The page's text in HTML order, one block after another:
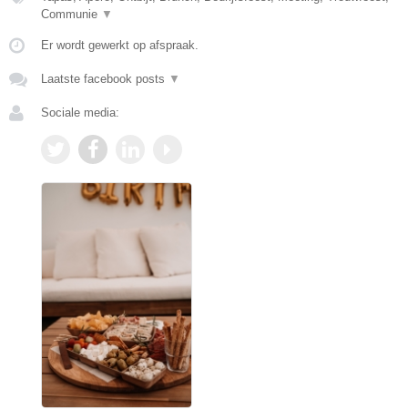
Communie ▼
Er wordt gewerkt op afspraak.
Laatste facebook posts ▼
Sociale media: